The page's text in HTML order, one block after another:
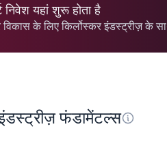
निवेश यहां शुरू होता है
विकास के लिए किर्लोस्कर इंडस्ट्रीज़ के
फंडामेंटल्स